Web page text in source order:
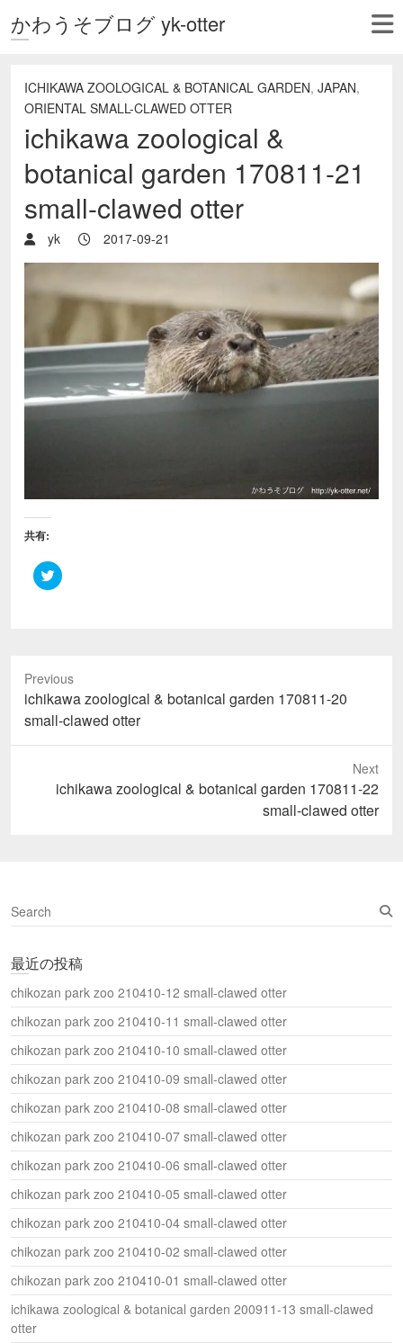
かわうそブログ yk-otter
ICHIKAWA ZOOLOGICAL & BOTANICAL GARDEN, JAPAN,
ORIENTAL SMALL-CLAWED OTTER
ichikawa zoological &
botanical garden 170811-21
small-clawed otter
yk 2017-09-21
共有:
ク
リ
t
e
r
で
有
し
い
)
Previous
Previous
post:
ichikawa zoological & botanical garden 170811-20
small-clawed otter
Next
ichikawa zoological & botanical garden 170811-22
small-clawed otter
S
e
r
h
最近の投稿
chikozan park zoo 210410-12 small-clawed otter
chikozan park zoo 210410-11 small-clawed otter
chikozan park zoo 210410-10 small-clawed otter
chikozan park zoo 210410-09 small-clawed otter
chikozan park zoo 210410-08 small-clawed otter
chikozan park zoo 210410-07 small-clawed otter
chikozan park zoo 210410-06 small-clawed otter
chikozan park zoo 210410-05 small-clawed otter
chikozan park zoo 210410-04 small-clawed otter
chikozan park zoo 210410-02 small-clawed otter
chikozan park zoo 210410-01 small-clawed otter
ichikawa zoological & botanical garden 200911-13 small-clawed
otter